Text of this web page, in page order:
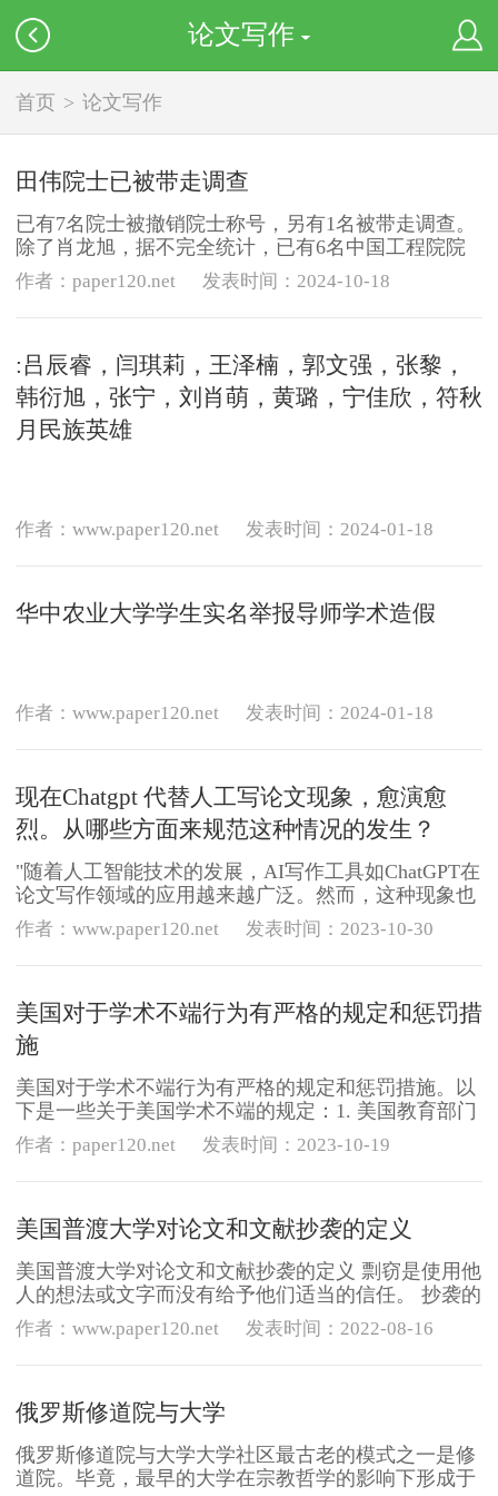
论文写作
首页 > 论文写作
田伟院士已被带走调查
已有7名院士被撤销院士称号，另有1名被带走调查。
除了肖龙旭，据不完全统计，已有6名中国工程院院
士被撤销院士称号，他们分别是岳国君、曹耀峰、王
安、李宁、孟伟、周国泰，除此外，田伟院士已被带
作者：paper120.net 发表时间：2024-10-18
:吕辰睿，闫琪莉，王泽楠，郭文强，张黎，
韩衍旭，张宁，刘肖萌，黄璐，宁佳欣，符秋
月民族英雄
作者：www.paper120.net 发表时间：2024-01-18
华中农业大学学生实名举报导师学术造假
作者：www.paper120.net 发表时间：2024-01-18
现在Chatgpt 代替人工写论文现象，愈演愈
烈。从哪些方面来规范这种情况的发生？
"随着人工智能技术的发展，AI写作工具如ChatGPT在
论文写作领域的应用越来越广泛。然而，这种现象也
引发了一系列问题，如学术不端、抄袭等。为了规范
这种情况的发生，我们可以从以下几个方面来进行：
作者：www.paper120.net 发表时间：2023-10-30
美国对于学术不端行为有严格的规定和惩罚措
施
美国对于学术不端行为有严格的规定和惩罚措施。以
下是一些关于美国学术不端的规定：1. 美国教育部门
和各大学都设有专门的学术诚信办公室，负责处理学
术不端行为，如抄袭、剽窃等。2. 学术不端行为可能
作者：paper120.net 发表时间：2023-10-19
美国普渡大学对论文和文献抄袭的定义
美国普渡大学对论文和文献抄袭的定义 剽窃是使用他
人的想法或文字而没有给予他们适当的信任。 抄袭的
范围从无意（忘记在参考书目中包含来源）到故意
（在线购买论文，使用其他作家的想法作为自己的想
作者：www.paper120.net 发表时间：2022-08-16
俄罗斯修道院与大学
俄罗斯修道院与大学大学社区最古老的模式之一是修
道院。毕竟，最早的大学在宗教哲学的影响下形成于